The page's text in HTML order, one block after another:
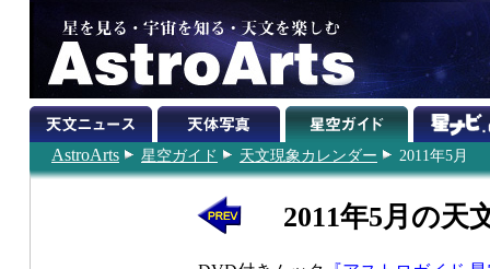
AstroArts 星空ガイド 天文現象カレンダー 2011年5月
2011年5月の天